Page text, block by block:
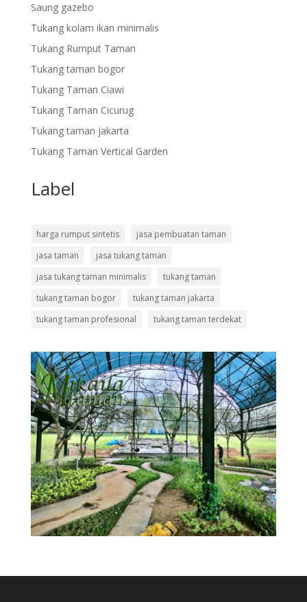
Saung gazebo
Tukang kolam ikan minimalis
Tukang Rumput Taman
Tukang taman bogor
Tukang Taman Ciawi
Tukang Taman Cicurug
Tukang taman jakarta
Tukang Taman Vertical Garden
Label
harga rumput sintetis
jasa pembuatan taman
jasa taman
jasa tukang taman
jasa tukang taman minimalis
tukang taman
tukang taman bogor
tukang taman jakarta
tukang taman profesional
tukang taman terdekat